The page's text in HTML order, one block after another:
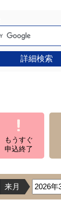
詳細検索
もうすぐ
申込終了
来月